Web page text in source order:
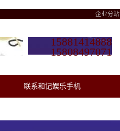
企业分站
15881414888
15808497071
联系和记娱乐手机